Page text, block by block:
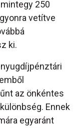
250
vetítve
ki.
az önkéntes
Ennek
egyaránt